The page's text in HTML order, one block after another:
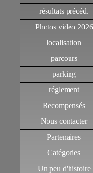
résultats précéd.
Photos vidéo 2026
localisation
parcours
parking
réglement
Recompensés
Nous contacter
Partenaires
Catégories
Un peu d'histoire